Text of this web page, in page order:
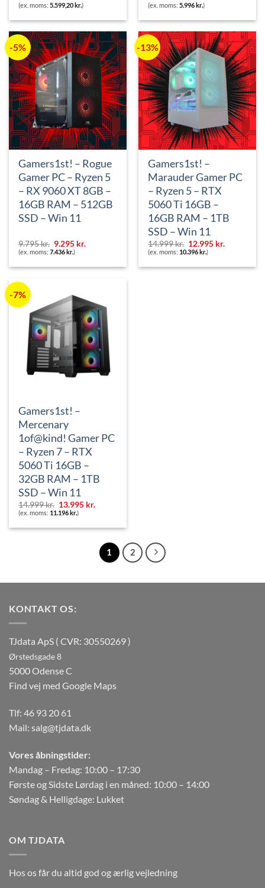
(ex. moms: 5.599,20kr.)
oprindelige
var:
er:
(ex. moms: 5.996kr.)
-5%
Gamers1st! – Rogue
Gamer PC – Ryzen 5
– RX 9060 XT 8GB –
16GB RAM – 512GB
SSD – Win 11
9.795kr. Den
oprindelige
var:
9.295 kr.Den
er:
(ex. moms:7.436 kr.)
-13%
Gamers1st! –
Marauder Gamer PC
– Ryzen 5 – RTX
5060 Ti 16GB –
16GB RAM – 1TB
SSD – Win 11
14.999kr. Den
oprindelige
var:
12.995 kr.Den
er:
(ex. moms: 10.396 kr.)
-7%
Gamers1st! –
Mercenary
1of@kind! Gamer PC
– Ryzen 7 – RTX
5060 Ti 16GB –
32GB RAM – 1TB
SSD – Win 11
14.999kr. Den
oprindelige
var:
13.995 kr.Den
er:
(ex. moms: 11.196 kr.)
1 2
KONTAKT OS:
TJdata ApS ( CVR: 30550269 )
Ørstedsgade 8
5000 Odense C
Find vej med Google Maps
Tlf: 46 93 20 61
Mail: salg@tjdata.dk
Vores åbningstider:
Mandag – Fredag: 10:00 – 17:30
Første og Sidste Lørdag i en måned: 10:00 – 14:00
Søndag & Helligdage: Lukket
OM TJDATA
Hos os får du altid god og ærlig vejledning